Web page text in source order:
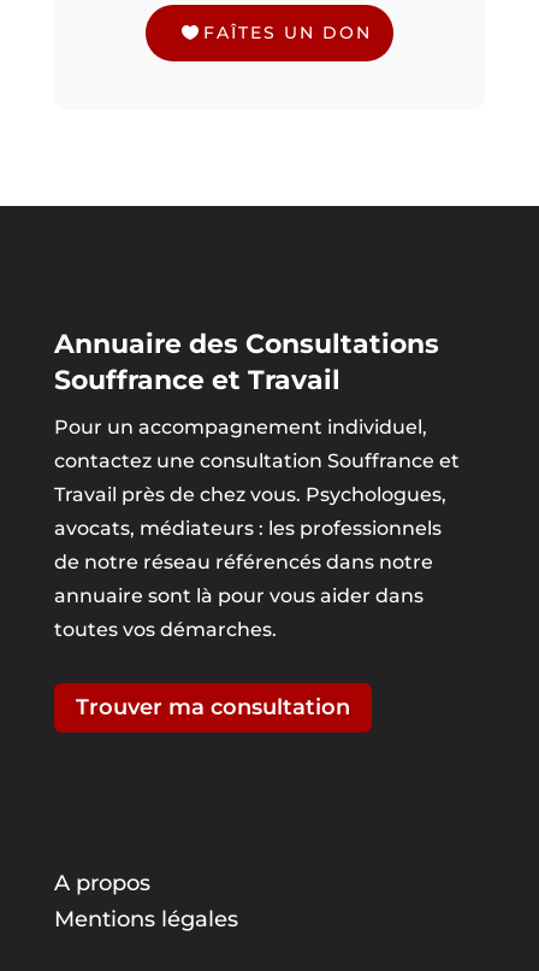
FAÎTES UN DON
Annuaire des Consultations
Souffrance et Travail
Pour un accompagnement individuel,
contactez une consultation Souffrance et
Travail près de chez vous. Psychologues,
avocats, médiateurs : les professionnels
de notre réseau référencés dans notre
annuaire sont là pour vous aider dans
toutes vos démarches.
Trouver ma consultation
A propos
Mentions légales